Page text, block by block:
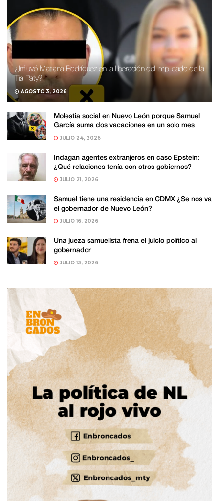
¿Influyó Mariana Rodríguez en la liberación del implicado de la
Tía Paty?
AGOSTO 3, 2026
Molestia social en Nuevo León porque Samuel
García suma dos vacaciones en un solo mes
JULIO 24, 2026
Indagan agentes extranjeros en caso Epstein:
¿Qué relaciones tenía con otros gobiernos?
JULIO 21, 2026
Samuel tiene una residencia en CDMX ¿Se nos va
el gobernador de Nuevo León?
JULIO 16, 2026
Una jueza samuelista frena el juicio político al
gobernador
JULIO 13, 2026